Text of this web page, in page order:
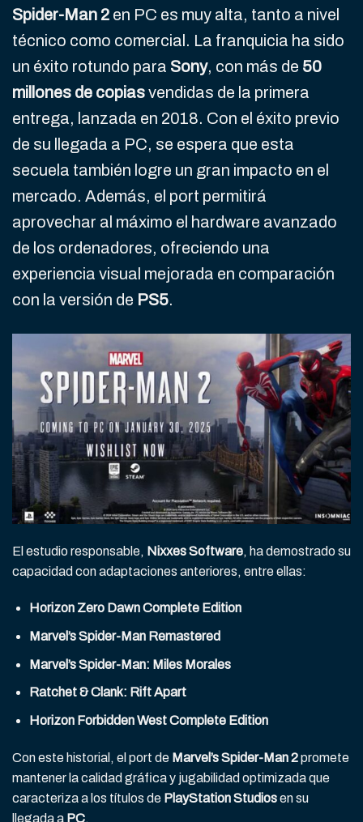
Spider-Man 2 en PC es muy alta, tanto a nivel
técnico como comercial. La franquicia ha sido
un éxito rotundo para Sony, con más de 50
millones de copiasvendidas de la primera
entrega, lanzada en 2018. Con el éxito previo
de su llegada a PC, se espera que esta
secuela también logre un gran impacto en el
mercado. Además, el port permitirá
aprovechar al máximo el hardware avanzado
de los ordenadores, ofreciendo una
experiencia visual mejorada en comparación
con la versión de PS5.
El estudio responsable, Nixxes Software, ha demostrado su
capacidad con adaptaciones anteriores, entre ellas:
Horizon Zero Dawn Complete Edition
Marvel’s Spider-Man Remastered
Marvel’s Spider-Man: Miles Morales
Ratchet & Clank: Rift Apart
Horizon Forbidden West Complete Edition
Con este historial, el port de Marvel’s Spider-Man 2promete
mantener la calidad gráfica y jugabilidad optimizada que
caracteriza a los títulos de PlayStation Studiosen su
llegada a PC.